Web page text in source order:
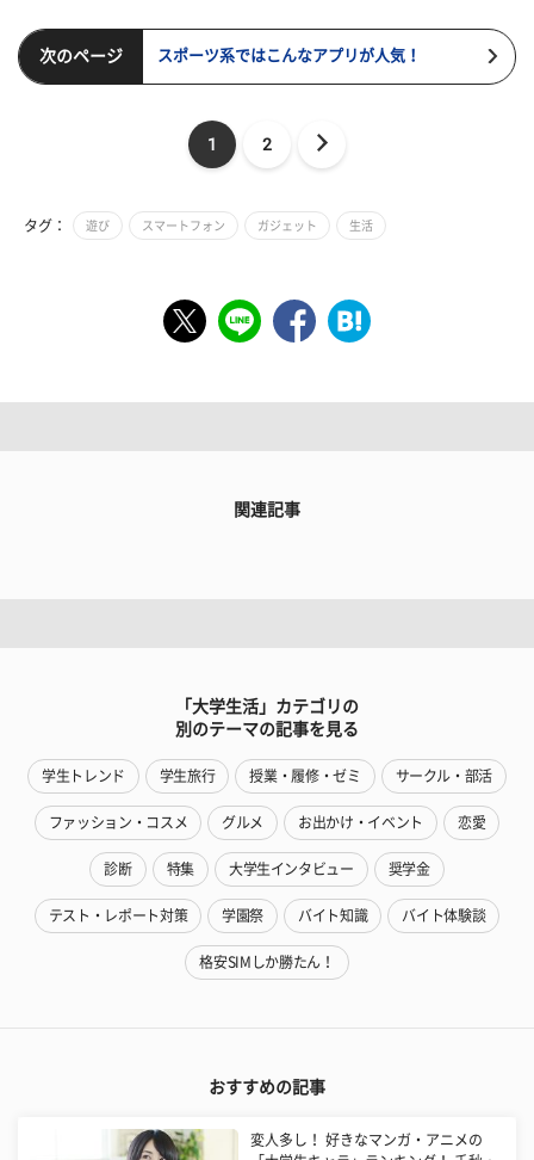
次のページ スポーツ系ではこんなアプリが人気！
1 2
タグ： 遊び スマートフォン ガジェット 生活
関連記事
「大学生活」カテゴリの
別のテーマの記事を見る
学生トレンド 学生旅行 授業・履修・ゼミ サークル・部活
ファッション・コスメ グルメ お出かけ・イベント 恋愛
診断 特集 大学生インタビュー 奨学金
テスト・レポート対策 学園祭 バイト知識 バイト体験談
格安SIMしか勝たん！
おすすめの記事
変人多し！ 好きなマンガ・アニメの